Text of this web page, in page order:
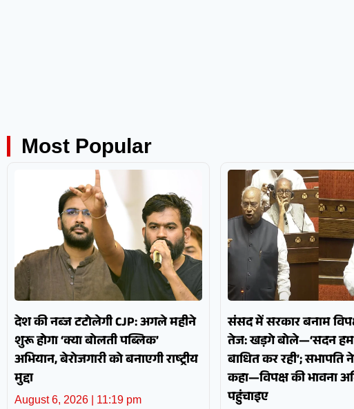
Most Popular
देश की नब्ज टटोलेगी CJP: अगले महीने
शुरू होगा ‘क्या बोलती पब्लिक’
अभियान, बेरोजगारी को बनाएगी राष्ट्रीय
मुद्दा
August 6, 2026 11:19 pm
संसद में सरकार बनाम
तेज: खड़गे बोले—‘सदन हम
बाधित कर रही’; सभापति
कहा—विपक्ष की भावना
पहुंचाइए